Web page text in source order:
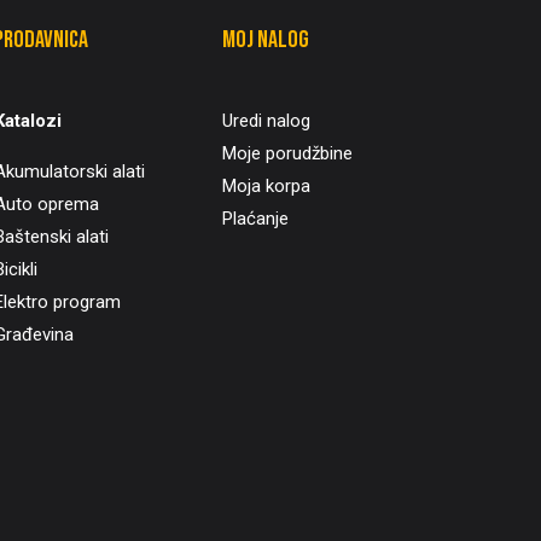
alati
oprema
alati
program
Moj nalog
Uredi nalog
Moje porudžbine
Moja korpa
Plaćanje